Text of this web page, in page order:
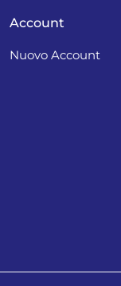
Account
Nuovo Account